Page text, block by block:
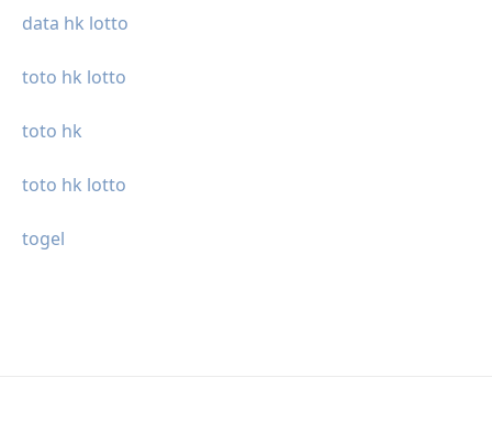
data hk lotto
toto hk lotto
toto hk
toto hk lotto
togel